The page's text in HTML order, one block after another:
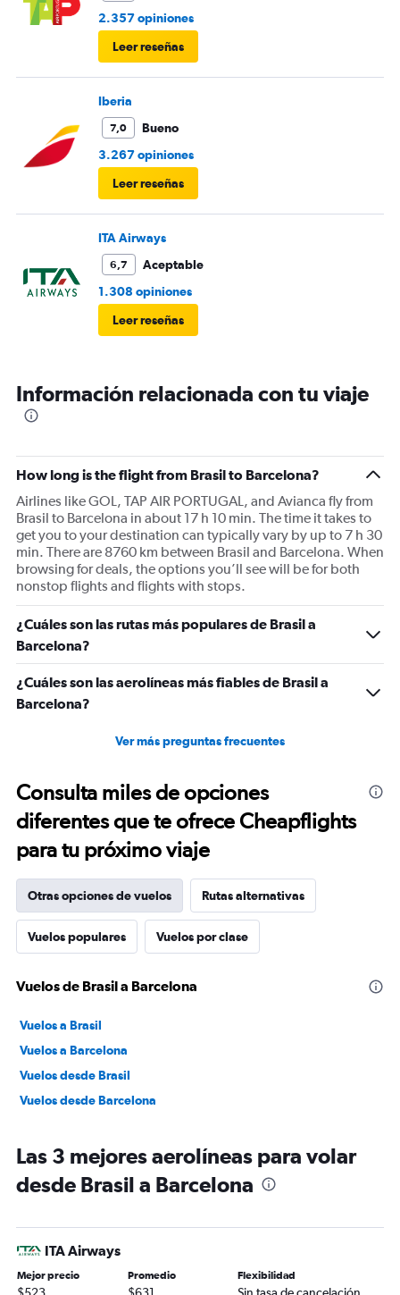
2.357 opiniones
Leer reseñas
Iberia
7,0
Bueno
3.267 opiniones
Leer reseñas
ITA Airways
6,7
Aceptable
1.308 opiniones
Leer reseñas
Información relacionada con tu viaje
How long is the flight from Brasil to Barcelona?
Airlines like GOL, TAP AIR PORTUGAL, and Avianca fly from
Brasil to Barcelona in about 17 h 10 min. The time it takes to
get you to your destination can typically vary by up to 7 h 30
min. There are 8760 km between Brasil and Barcelona. When
browsing for deals, the options you’ll see will be for both
nonstop flights and flights with stops.
¿Cuáles son las rutas más populares de Brasil a
Barcelona?
¿Cuáles son las aerolíneas más fiables de Brasil a
Barcelona?
Ver más preguntas frecuentes
Consulta miles de opciones
diferentes que te ofrece Cheapflights
para tu próximo viaje
Otras opciones de vuelos Rutas alternativas
Vuelos populares Vuelos por clase
Vuelos de Brasil a Barcelona
Vuelos a Brasil
Vuelos a Barcelona
Vuelos desde Brasil
Vuelos desde Barcelona
Las 3 mejores aerolíneas para volar
desde Brasil a Barcelona
ITA Airways
Mejor precio Promedio Flexibilidad